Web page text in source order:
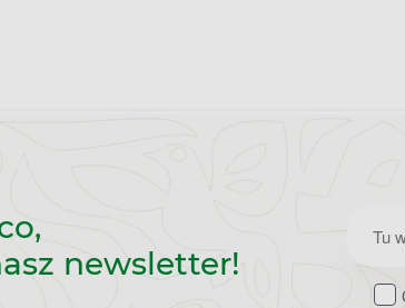
newsletter!
do